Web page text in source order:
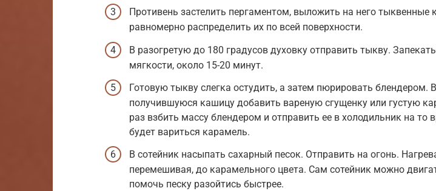
Противень застелить пергаментом, выложить на него тыквенные
равномерно распределить их по всей поверхности.
В разогретую до 180 градусов духовку отправить тыкву.
мягкости, около 15-20 минут.
Готовую тыкву слегка остудить, а затем пюрировать блендером. В
получившуюся кашицу добавить вареную сгущенку или густую
раз взбить массу блендером и отправить ее в холодильник на то
будет вариться карамель.
В сотейник насыпать сахарный песок. Отправить на огонь.
перемешивая, до карамельного цвета. Сам сотейник можно
помочь песку разойтись быстрее.